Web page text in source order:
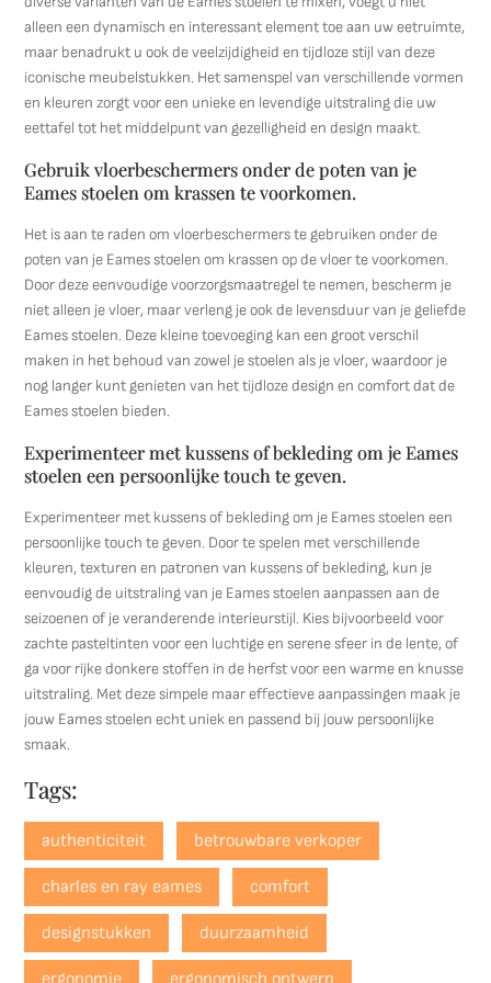
alleen een dynamisch en interessant element toe aan uw eetruimte,
maar benadrukt u ook de veelzijdigheid en tijdloze stijl van deze
iconische meubelstukken. Het samenspel van verschillende vormen
en kleuren zorgt voor een unieke en levendige uitstraling die uw
eettafel tot het middelpunt van gezelligheid en design maakt.
Gebruik vloerbeschermers onder de poten van je
Eames stoelen om krassen te voorkomen.
Het is aan te raden om vloerbeschermers te gebruiken onder de
poten van je Eames stoelen om krassen op de vloer te voorkomen.
Door deze eenvoudige voorzorgsmaatregel te nemen, bescherm je
niet alleen je vloer, maar verleng je ook de levensduur van je geliefde
Eames stoelen. Deze kleine toevoeging kan een groot verschil
maken in het behoud van zowel je stoelen als je vloer, waardoor je
nog langer kunt genieten van het tijdloze design en comfort dat de
Eames stoelen bieden.
Experimenteer met kussens of bekleding om je Eames
stoelen een persoonlijke touch te geven.
Experimenteer met kussens of bekleding om je Eames stoelen een
persoonlijke touch te geven. Door te spelen met verschillende
kleuren, texturen en patronen van kussens of bekleding, kun je
eenvoudig de uitstraling van je Eames stoelen aanpassen aan de
seizoenen of je veranderende interieurstijl. Kies bijvoorbeeld voor
zachte pasteltinten voor een luchtige en serene sfeer in de lente, of
ga voor rijke donkere stoffen in de herfst voor een warme en knusse
uitstraling. Met deze simpele maar effectieve aanpassingen maak je
jouw Eames stoelen echt uniek en passend bij jouw persoonlijke
smaak.
Tags:
authenticiteit betrouwbare verkoper
charles en ray eames comfort
designstukken duurzaamheid